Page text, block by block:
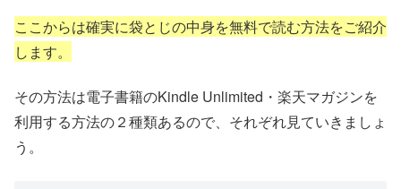
ここからは確実に袋とじの中身を無料で読む方法をご紹介
します。
その方法は電子書籍のKindle Unlimited・楽天マガジンを
利用する方法の２種類あるので、それぞれ見ていきましょ
う。